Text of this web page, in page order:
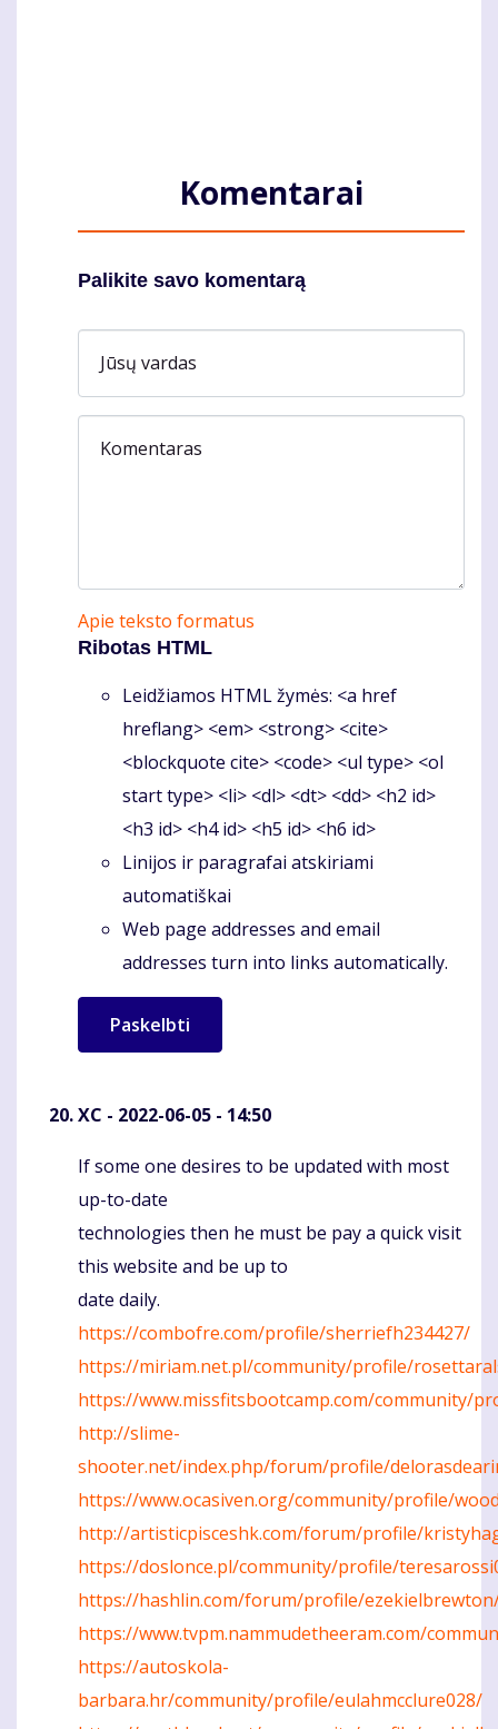
Komentarai
Palikite savo komentarą
Jūsų vardas
Komentaras
Apie teksto formatus
Ribotas HTML
Leidžiamos HTML žymės: <a href
hreflang> <em> <strong> <cite>
<blockquote cite> <code> <ul type> <ol
start type> <li> <dl> <dt> <dd> <h2 id>
<h3 id> <h4 id> <h5 id> <h6 id>
Linijos ir paragrafai atskiriami
automatiškai
Web page addresses and email
addresses turn into links automatically.
XC - 2022-06-05 - 14:50
Komentaras
If some one desires to be updated with most
up-to-date
technologies then he must be pay a quick visit
this website and be up to
date daily.
https://combofre.com/profile/sherriefh234427/
https://miriam.net.pl/community/profile/
https://www.missfitsbootcamp.com/community/
http://slime-
shooter.net/index.php/forum/profile/
https://www.ocasiven.org/community/profile/
http://artisticpisceshk.com/forum/profile/
https://doslonce.pl/community/profile/
https://hashlin.com/forum/profile/
https://www.tvpm.nammudetheeram.com/
https://autoskola-
barbara.hr/community/profile/eulahmcclure028/